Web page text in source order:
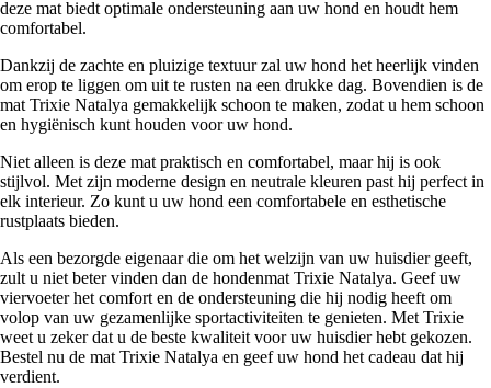
deze mat biedt optimale ondersteuning aan uw hond en houdt hem
comfortabel.
Dankzij de zachte en pluizige textuur zal uw hond het heerlijk vinden
om erop te liggen om uit te rusten na een drukke dag. Bovendien is de
mat Trixie Natalya gemakkelijk schoon te maken, zodat u hem schoon
en hygiënisch kunt houden voor uw hond.
Niet alleen is deze mat praktisch en comfortabel, maar hij is ook
stijlvol. Met zijn moderne design en neutrale kleuren past hij perfect in
elk interieur. Zo kunt u uw hond een comfortabele en esthetische
rustplaats bieden.
Als een bezorgde eigenaar die om het welzijn van uw huisdier geeft,
zult u niet beter vinden dan de hondenmat Trixie Natalya. Geef uw
viervoeter het comfort en de ondersteuning die hij nodig heeft om
volop van uw gezamenlijke sportactiviteiten te genieten. Met Trixie
weet u zeker dat u de beste kwaliteit voor uw huisdier hebt gekozen.
Bestel nu de mat Trixie Natalya en geef uw hond het cadeau dat hij
verdient.